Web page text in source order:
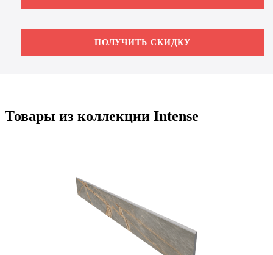
ПОЛУЧИТЬ СКИДКУ
Товары из коллекции Intense